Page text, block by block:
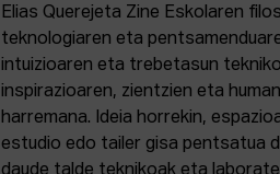
Elias Querejeta Zine Eskolaren
teknologiaren eta
intuizioaren eta trebetasun
inspirazioaren, zientzien eta
harremana. Ideia horrekin,
estudio edo tailer gisa pentsatua